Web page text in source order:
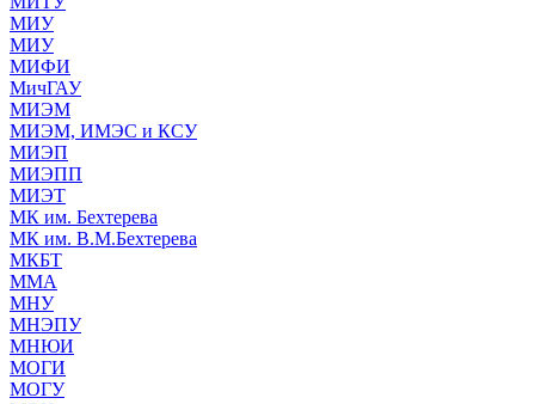
МИУ
МИУ
МИФИ
МичГАУ
МИЭМ
МИЭМ, ИМЭС и КСУ
МИЭП
МИЭПП
МИЭТ
МК им. Бехтерева
МК им. В.М.Бехтерева
МКБТ
ММА
МНУ
МНЭПУ
МНЮИ
МОГИ
МОГУ